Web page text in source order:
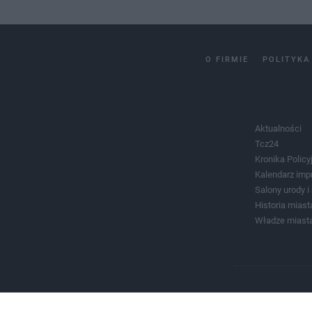
O FIRMIE POLITYKA
Aktualności
Tcz24
Kronika
Kalendarz
Salony urody i
Historia
Władze